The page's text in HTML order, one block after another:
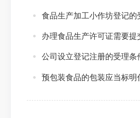
食品生产加工小作坊登记的
办理食品生产许可证需要提
公司设立登记注册的受理条
预包装食品的包装应当标明